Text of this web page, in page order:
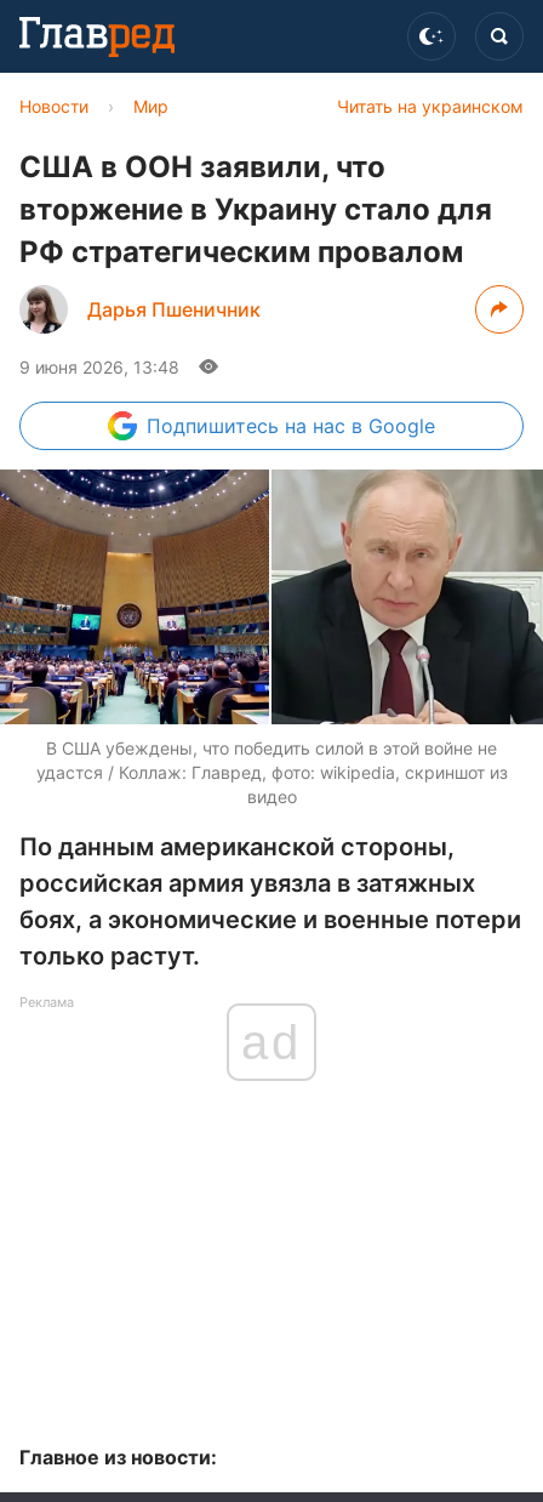
Читать на украинском
Новости › Мир
США в ООН заявили, что
вторжение в Украину стало для
РФ стратегическим провалом
Дарья Пшеничник
9 июня 2026, 13:48
Подпишитесь на нас в Google
В США убеждены, что победить силой в этой войне не
удастся / Коллаж: Главред, фото: wikipedia, скриншот из
видео
По данным американской стороны,
российская армия увязла в затяжных
боях, а экономические и военные потери
только растут.
Реклама
ad
Главное из новости: